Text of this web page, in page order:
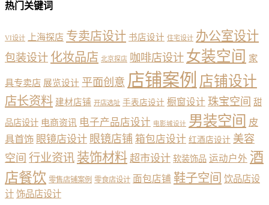
热门关键词
VI设计 上海探店 专卖店设计 书店设计 住宅设计 办公室设计
包装设计 化妆品店 北京探店 咖啡店设计 女装空间 家
具专卖店 展览设计 平面创意 店铺案例 店铺设计
店长资料 建材店铺 开店选址 手表店设计 橱窗设计 珠宝空间 甜
品店设计 电商资讯 电子产品店设计 电影城设计 男装空间 皮
具首饰 眼镜店设计 眼镜店铺 箱包店设计 红酒店设计 美容
空间 行业资讯 装饰材料 超市设计 软装饰品 运动户外 酒
店餐饮 零售店铺案例 零食店设计 面包店铺 鞋子空间 饮品店设
计 饰品店设计